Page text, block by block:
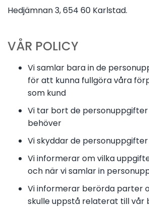
Hedjämnan 3, 654 60 Karlstad.
VÅR POLICY
Vi samlar bara in de
för att kunna fullgöra våra
som kund
Vi tar bort de
behöver
Vi skyddar de
Vi informerar om vilka
och när vi samlar in
Vi informerar berörda parter
skulle uppstå relaterat till vår